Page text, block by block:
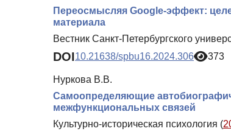
Переосмысляя Google-эффект:
материала
Вестник Санкт-Петербургского
DOI10.21638/spbu16.2024.306 373
Нуркова В.В.
Самоопределяющие
межфункциональных связей
Культурно-историческая психология (